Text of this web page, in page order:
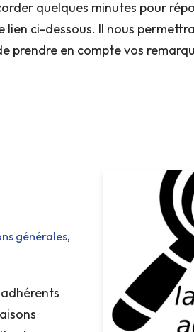
quelques minutes pour
lien ci-dessous. Il nous
prendre en compte vos
générales,